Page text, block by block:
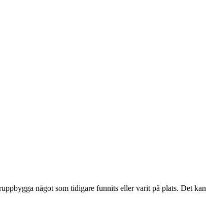
något som tidigare funnits eller varit på plats. Det kan